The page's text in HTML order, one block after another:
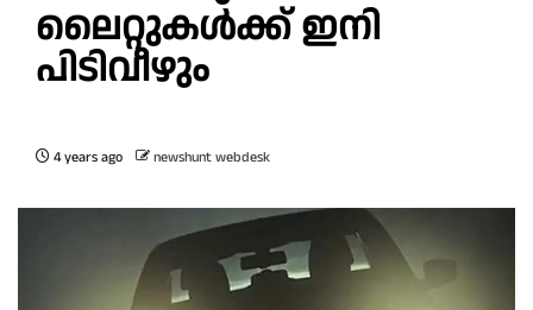
ലൈറ്റുകൾക്ക് ഇനി
പിടിവീഴും
4 years ago newshunt webdesk